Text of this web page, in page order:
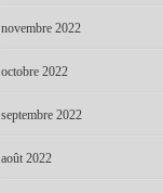
novembre 2022
octobre 2022
septembre 2022
août 2022